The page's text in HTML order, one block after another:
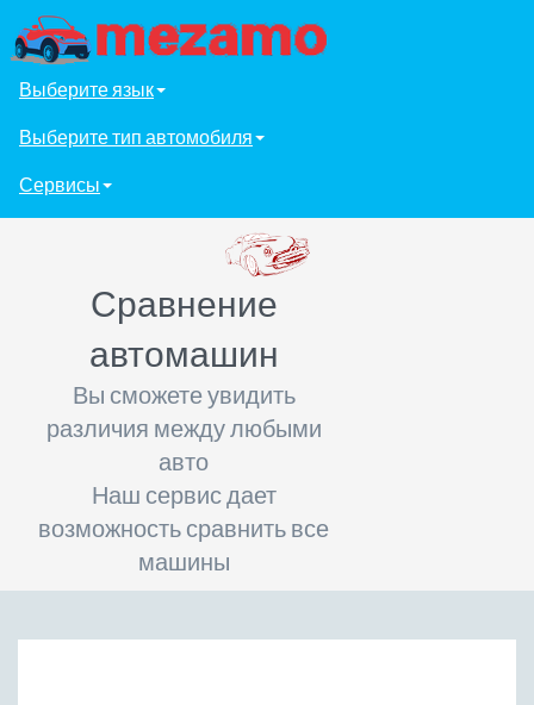
Выберите язык
Выберите тип автомобиля
Сервисы
Сравнение
автомашин
Вы сможете увидить
различия между любыми
авто
Наш сервис дает
возможность сравнить все
машины